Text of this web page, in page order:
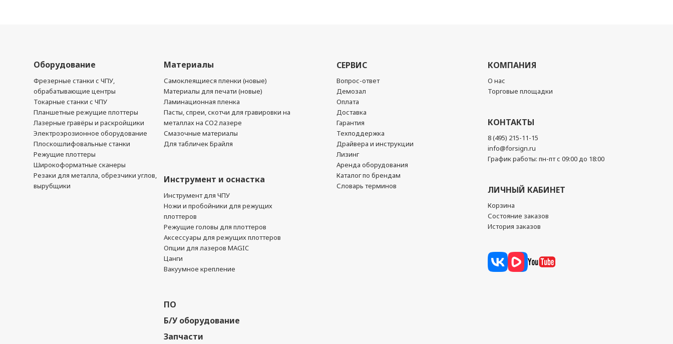
Оборудование
Фрезерные станки с ЧПУ,
обрабатывающие центры
Токарные станки с ЧПУ
Планшетные режущие плоттеры
Лазерные гравёры и раскройщики
Электроэрозионное оборудование
Плоскошлифовальные станки
Режущие плоттеры
Широкоформатные сканеры
Резаки для металла, обрезчики углов,
вырубщики
Материалы
Самоклеящиеся пленки (новые)
Материалы для печати (новые)
Ламинационная пленка
Пасты, спреи, скотчи для гравировки на
металлах на CO2 лазере
Смазочные материалы
Для табличек Брайля
Инструмент и оснастка
Инструмент для ЧПУ
Ножи и пробойники для режущих
плоттеров
Режущие головы для плоттеров
Аксессуары для режущих плоттеров
Опции для лазеров MAGIC
Цанги
Вакуумное крепление
ПО
Б/У оборудование
Запчасти
СЕРВИС
Вопрос-ответ
Демозал
Оплата
Доставка
Гарантия
Техподдержка
Драйвера и инструкции
Лизинг
Аренда оборудования
Каталог по брендам
Словарь терминов
КОМПАНИЯ
О нас
Торговые площадки
КОНТАКТЫ
8 (495) 215-11-15
info@forsign.ru
График работы: пн-пт с 09:00 до 18:00
ЛИЧНЫЙ КАБИНЕТ
Корзина
Состояние заказов
История заказов